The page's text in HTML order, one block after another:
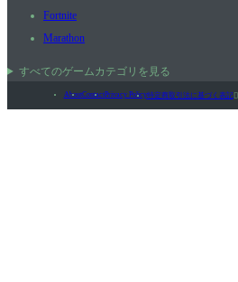
Fortnite
Marathon
すべてのゲームカテゴリを見る
AboutContactPrivacy Policy特定商取引法に基づく表記